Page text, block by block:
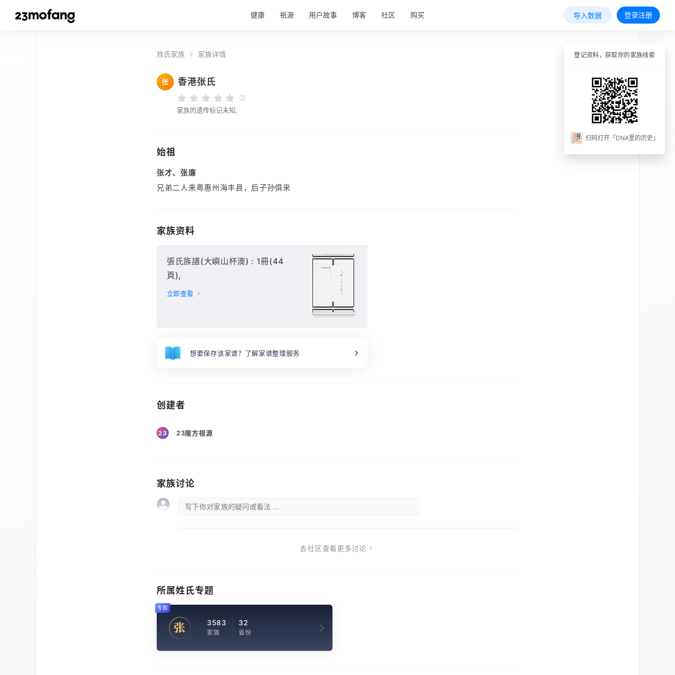
健康 祖源 用户故事 博客 社区 购买 导入数据 登录注册
姓氏家族 家族详情
张 香港张氏
家族的遗传标记未知,
始祖
张才、张廉
兄弟二人来粤惠州海丰县，后子孙俱来
家族资料
張氏族譜(大嶼山杯澳) : 1冊(44
頁),
立即查看
想要保存该家谱？了解家谱整理服务
创建者
23 23魔方祖源
家族讨论
写下你对家族的疑问或看法 ...
去社区查看更多讨论
所属姓氏专题
张 3583
家族
32
省份
专题
登记资料，获取你的家族线索
扫码打开「DNA里的历史」